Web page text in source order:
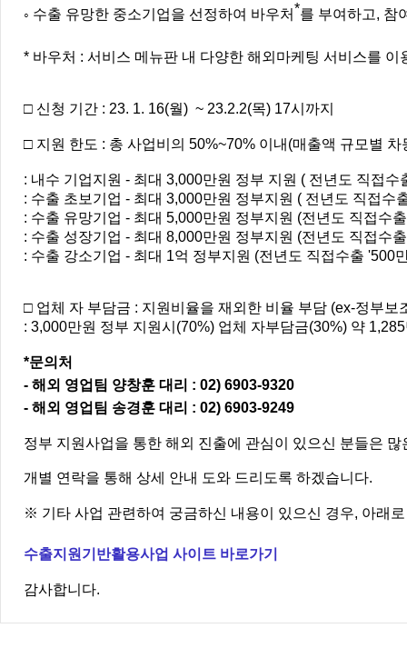
◦ 수출 유망한 중소기업을 선정하여 바우처*를 부여하고, 참
* 바우처 : 서비스 메뉴판 내 다양한 해외마케팅 서비스를
□ 신청 기간 : 23. 1. 16(월) ~ 23.2.2(목) 17시까지
□ 지원 한도 : 총 사업비의 50%~70% 이내 (매출액 규모별 차
: 내수 기업지원 - 최대 3,000만원 정부 지원 ( 전년도 직접수
: 수출 초보기업 - 최대 3,000만원 정부지원 ( 전년도 직접수
: 수출 유망기업 - 최대 5,000만원 정부지원 (전년도 직접수
: 수출 성장기업 - 최대 8,000만원 정부지원 (전년도 직접수
: 수출 강소기업 - 최대 1억 정부지원 (전년도 직접수출 '500
□ 업체 자 부담금 : 지원비율을 재외한 비율 부담 (ex-정부보
: 3,000만원 정부 지원시 (70%) 업체 자부담금(30%) 약 1,285
*문의처
- 해외 영업팀 양창훈 대리 : 02) 6903-9320
- 해외 영업팀 송경훈 대리 : 02) 6903-9249
정부 지원사업을 통한 해외 진출에 관심이 있으신 분들은
개별 연락을 통해 상세 안내 도와 드리도록 하겠습니다.
※ 기타 사업 관련하여 궁금하신 내용이 있으신 경우, 아래
수출지원기반활용사업 사이트 바로가기
감사합니다.